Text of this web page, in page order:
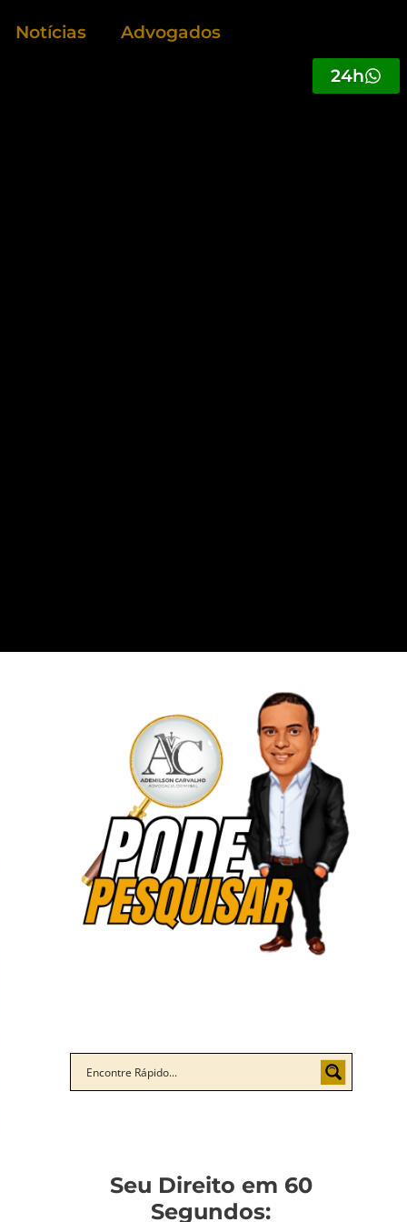
Notícias Advogados
24h
Seu Direito em 60
Segundos: